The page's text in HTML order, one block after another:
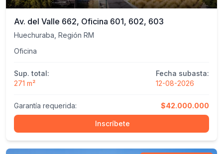
Av. del Valle 662, Oficina 601, 602, 603
Huechuraba, Región RM
Oficina
Sup. total:
271 m²
Fecha subasta:
12-08-2026
Garantía requerida: $42.000.000
Inscríbete